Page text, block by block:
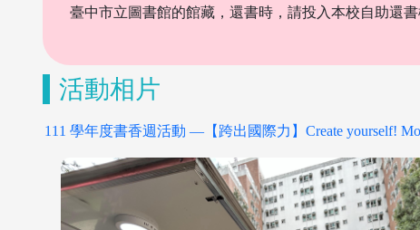
臺中市立圖書館的館藏，還書時，請投入本校自助還
活動相片
111 學年度書香週活動 —【跨出國際力】Create yourself!